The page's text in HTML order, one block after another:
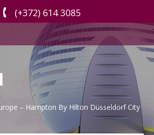
(+372) 614 3085
– Hampton By Hilton Düsseldorf City